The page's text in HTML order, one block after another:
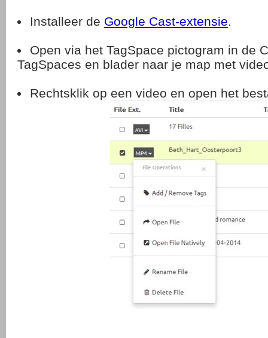
Installeer de Google Cast-extensie.
Open via het TagSpace pictogram in de
TagSpaces en blader naar je map met
Rechtsklik op een video en open het